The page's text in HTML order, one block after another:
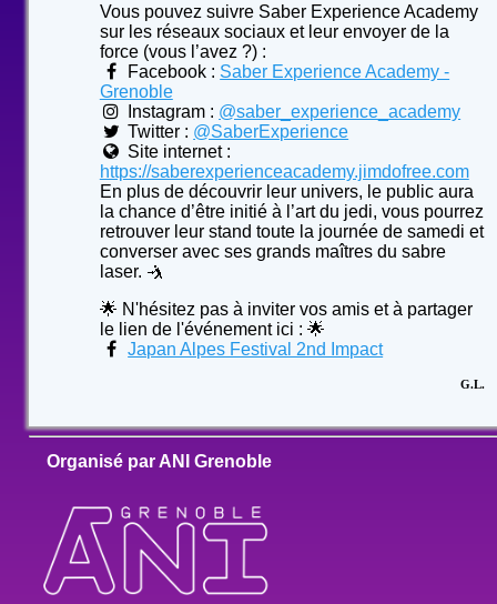
Vous pouvez suivre Saber Experience Academy
sur les réseaux sociaux et leur envoyer de la
force (vous l’avez ?) :
Facebook : Saber Experience Academy -
Grenoble
Instagram : @saber_experience_academy
Twitter : @SaberExperience
Site internet :
https://saberexperienceacademy.jimdofree.com
En plus de découvrir leur univers, le public aura
la chance d’être initié à l’art du jedi, vous pourrez
retrouver leur stand toute la journée de samedi et
converser avec ses grands maîtres du sabre
laser. 🤺
🌟 N'hésitez pas à inviter vos amis et à partager
le lien de l'événement ici : 🌟
Japan Alpes Festival 2nd Impact
G.L.
Organisé par ANI Grenoble